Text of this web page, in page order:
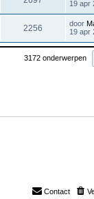
19 apr
2256 door
19 apr
3172 onderwerpen
Contact